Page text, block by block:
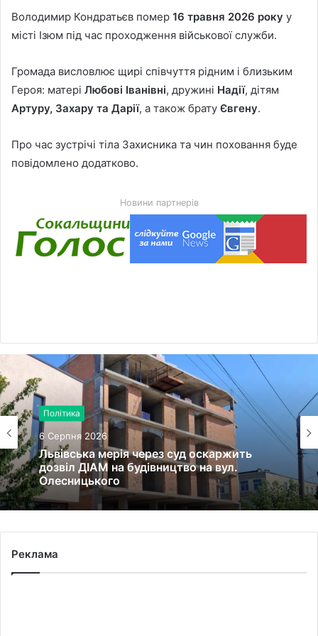
Володимир Кондратьєв помер 16 травня 2026 року у
місті Ізюм під час проходження військової служби.
Громада висловлює щирі співчуття рідним і близьким
Героя: матері Любові Іванівні, дружині Надії, дітям
Артуру, Захару та Дарії, а також брату Євгену.
Про час зустрічі тіла Захисника та чин поховання буде
повідомлено додатково.
Новини партнерів
Політика
6 Серпня 2026
Львівська мерія через суд оскаржить
дозвіл ДІАМ на будівництво на вул.
Олесницького
Реклама